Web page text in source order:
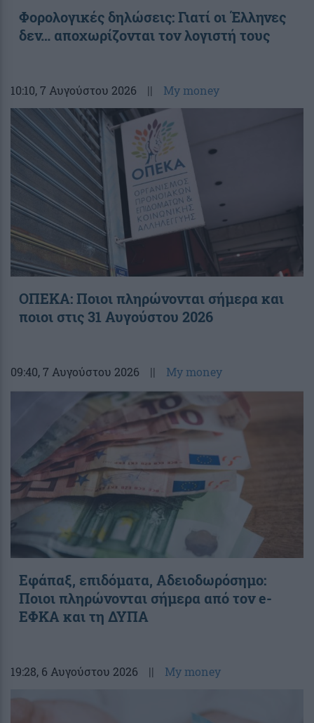
Φορολογικές δηλώσεις: Γιατί οι Έλληνες
δεν… αποχωρίζονται τον λογιστή τους
10:10, 7 Αυγούστου 2026 || My money
ΟΠΕΚΑ: Ποιοι πληρώνονται σήμερα και
ποιοι στις 31 Αυγούστου 2026
09:40, 7 Αυγούστου 2026 || My money
Εφάπαξ, επιδόματα, Αδειοδωρόσημο:
Ποιοι πληρώνονται σήμερα από τον e-
ΕΦΚΑ και τη ΔΥΠΑ
19:28, 6 Αυγούστου 2026 || My money